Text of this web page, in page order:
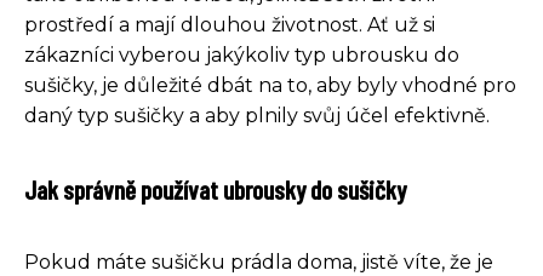
prostředí a mají dlouhou životnost. Ať už si
zákazníci vyberou jakýkoliv typ ubrousku do
sušičky, je důležité dbát na to, aby byly vhodné pro
daný typ sušičky a aby plnily svůj účel efektivně.
Jak správně používat ubrousky do sušičky
Pokud máte sušičku prádla doma, jistě víte, že je